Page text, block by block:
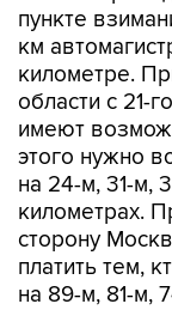
пункте
км
километре.
области с 21-
имеют
этого нужно
на 24-м, 31-м,
километрах.
сторону
платить тем,
на 89-м, 81-м,